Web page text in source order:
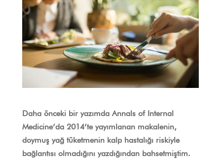
Daha önceki bir yazımda Annals of Internal
Medicine’da 2014’te yayımlanan makalenin,
doymuş yağ tüketmenin kalp hastalığı riskiyle
bağlantısı olmadığını yazdığından bahsetmiştim.